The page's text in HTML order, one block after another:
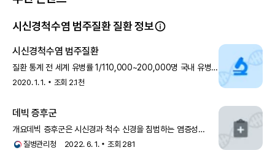
시신경척수염 범주질환 전문가 24명이 항아쿠아포린-4 항체가 양성인
시신경척수염 범주질환 환자의 치료법에 관한 새로운 권고안을 발표했어
최근 세 가지 치료제(솔리리스, 업리즈나, 엔스프링)가 승인되면서 의료
진이 현장에서 지침으로 삼을 만한 내용이 담겨 있는데요.
처음 진단받았거나 다른 치료제를 사용하다 재발한 성인 환자의 경우, 세
치료제를 모두 쓸 수 있으며 이전에 사용했던 치료제와는 다른 기전의 치
독 투여를 권고했어요. 또한, 12세 이하 환자에게는 엔스프링을 가장 먼
저 써야 하며, 세 치료제 모두 면역 기능을 억제하기 때문에 치료를 시작
하기 전 필요한 모든 예방 접종을 최신 상태로 유지해야 한다고 해요.
시신경척수염 범주질환 질환 정보
시신경척수염 범주질환
질환 통계 전 세계 유병률 1/110,000~200,000명 국내 유병률
2.56~3.56/110,000~200,000명 개요 시신경척수염 범주
2020. 1. 1. 조회 2.1천
데빅 증후군
개요데빅 증후군은 시신경과 척수 신경을 침범하는 염증성
탈수초성 질환입니다. 증상이 8주 이내에 생기는 시신경염과
질병관리청 2022. 6. 1. 조회 281